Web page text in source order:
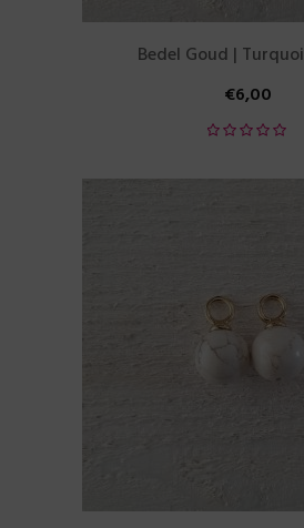
Bedel Goud |
€6,00